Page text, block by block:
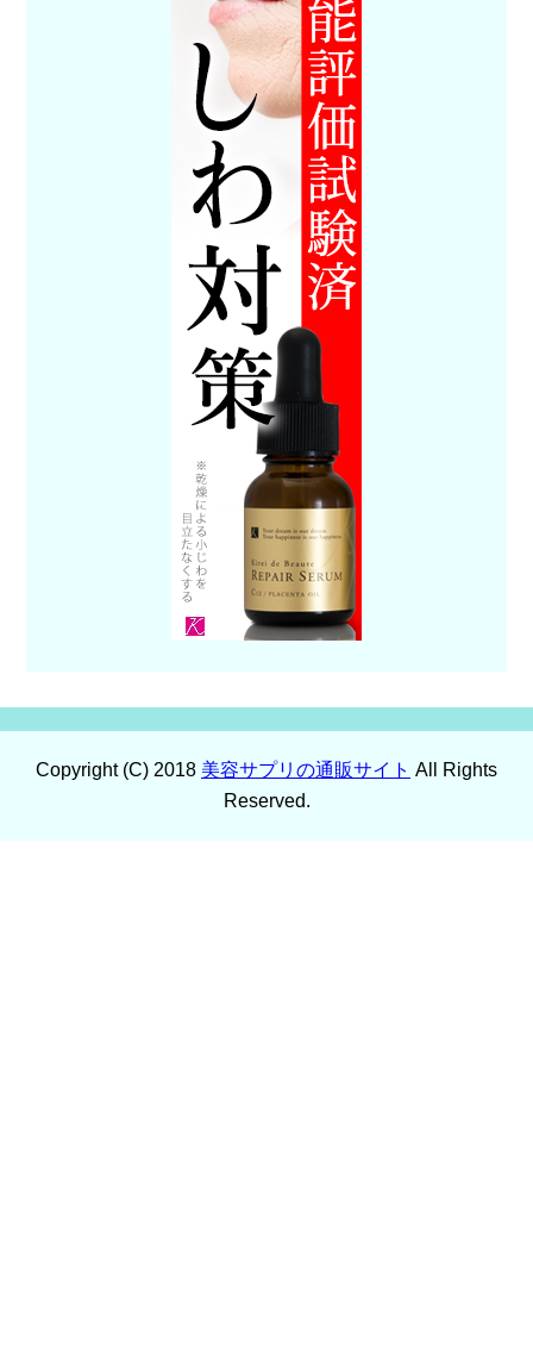
Copyright (C) 2018 美容サプリの通販サイト All Rights
Reserved.